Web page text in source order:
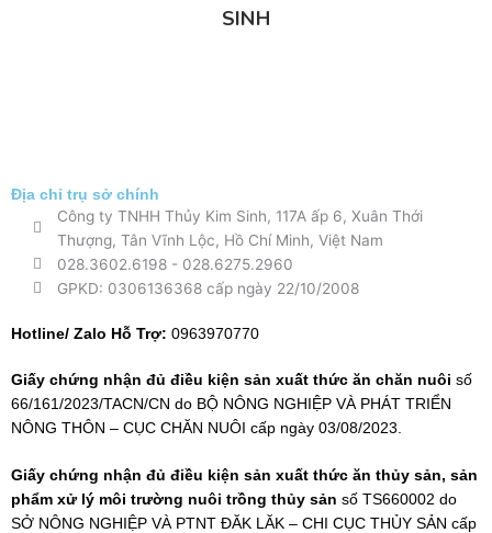
SINH
Địa chỉ trụ sở chính
Công ty TNHH Thủy Kim Sinh, 117A ấp 6, Xuân Thới
Thượng, Tân Vĩnh Lộc, Hồ Chí Minh, Việt Nam
028.3602.6198 - 028.6275.2960
GPKD: 0306136368 cấp ngày 22/10/2008
Hotline/ Zalo Hỗ Trợ: 0963970770
Giấy chứng nhận đủ điều kiện sản xuất thức ăn chăn nuôi số
66/161/2023/TACN/CN do BỘ NÔNG NGHIỆP VÀ PHÁT TRIỂN
NÔNG THÔN – CỤC CHĂN NUÔI cấp ngày 03/08/2023.
Giấy chứng nhận đủ điều kiện sản xuất thức ăn thủy sản, sản
phẩm xử lý môi trường nuôi trồng thủy sản số TS660002 do
SỞ NÔNG NGHIỆP VÀ PTNT ĐĂK LĂK – CHI CỤC THỦY SẢN cấp